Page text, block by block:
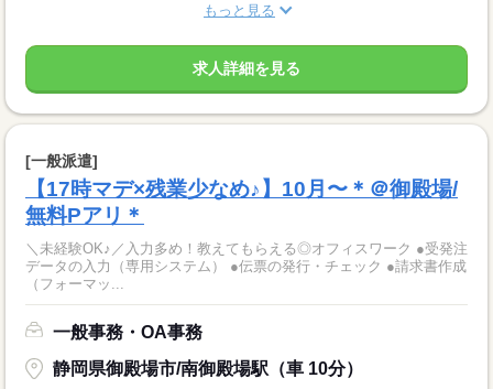
もっと見る
求人詳細を見る
[一般派遣]
【17時マデ×残業少なめ♪】10月〜＊＠御殿場/
無料Pアリ＊
＼未経験OK♪／入力多め！教えてもらえる◎オフィスワーク ●受発注
データの入力（専用システム） ●伝票の発行・チェック ●請求書作成
（フォーマッ...
一般事務・OA事務
静岡県御殿場市/南御殿場駅（車 10分）